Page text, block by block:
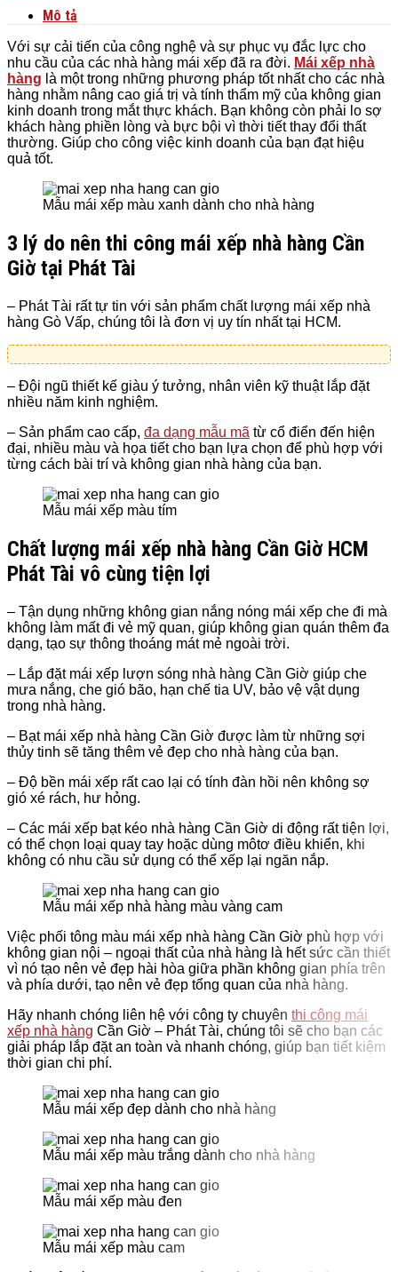
Mô tả
Với sự cải tiến của công nghệ và sự phục vụ đắc lực cho
nhu cầu của các nhà hàng mái xếp đã ra đời. Mái xếp nhà
hàng là một trong những phương pháp tốt nhất cho các nhà
hàng nhằm nâng cao giá trị và tính thẩm mỹ của không gian
kinh doanh trong mắt thực khách. Bạn không còn phải lo sợ
khách hàng phiền lòng và bực bội vì thời tiết thay đổi thất
thường. Giúp cho công việc kinh doanh của bạn đạt hiệu
quả tốt.
Mẫu mái xếp màu xanh dành cho nhà hàng
3 lý do nên thi công mái xếp nhà hàng Cần
Giờ tại Phát Tài
– Phát Tài rất tự tin với sản phẩm chất lượng mái xếp nhà
hàng Gò Vấp, chúng tôi là đơn vị uy tín nhất tại HCM.
– Đội ngũ thiết kế giàu ý tưởng, nhân viên kỹ thuật lắp đặt
nhiều năm kinh nghiệm.
– Sản phẩm cao cấp, đa dạng mẫu mã từ cổ điển đến hiện
đại, nhiều màu và họa tiết cho bạn lựa chọn để phù hợp với
từng cách bài trí và không gian nhà hàng của bạn.
Mẫu mái xếp màu tím
Chất lượng mái xếp nhà hàng Cần Giờ HCM
Phát Tài vô cùng tiện lợi
– Tận dụng những không gian nắng nóng mái xếp che đi mà
không làm mất đi vẻ mỹ quan, giúp không gian quán thêm đa
dạng, tạo sự thông thoáng mát mẻ ngoài trời.
– Lắp đặt mái xếp lượn sóng nhà hàng Cần Giờ giúp che
mưa nắng, che gió bão, hạn chế tia UV, bảo vệ vật dụng
trong nhà hàng.
– Bạt mái xếp nhà hàng Cần Giờ được làm từ những sợi
thủy tinh sẽ tăng thêm vẻ đẹp cho nhà hàng của bạn.
– Độ bền mái xếp rất cao lại có tính đàn hồi nên không sợ
gió xé rách, hư hỏng.
– Các mái xếp bạt kéo nhà hàng Cần Giờ di động rất tiện lợi,
có thể chọn loại quay tay hoặc dùng môtơ điều khiển, khi
không có nhu cầu sử dụng có thể xếp lại ngăn nắp.
Mẫu mái xếp nhà hàng màu vàng cam
Việc phối tông màu mái xếp nhà hàng Cần Giờ phù hợp với
không gian nội – ngoại thất của nhà hàng là hết sức cần thiết
vì nó tạo nên vẻ đẹp hài hòa giữa phần không gian phía trên
và phía dưới, tạo nên vẻ đẹp tổng quan của nhà hàng.
Hãy nhanh chóng liên hệ với công ty chuyên thi công mái
xếp nhà hàng Cần Giờ – Phát Tài, chúng tôi sẽ cho bạn các
giải pháp lắp đặt an toàn và nhanh chóng, giúp bạn tiết kiệm
thời gian chi phí.
Mẫu mái xếp đẹp dành cho nhà hàng
Mẫu mái xếp màu trắng dành cho nhà hàng
Mẫu mái xếp màu đen
Mẫu mái xếp màu cam